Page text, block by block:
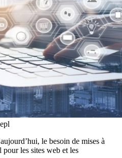
le besoin de mises à
les sites web et les